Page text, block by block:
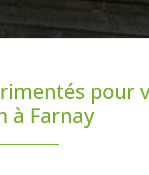
pour
à Farnay